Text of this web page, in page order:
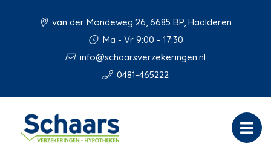
van der Mondeweg 26, 6685 BP, Haalderen
Ma - Vr 9:00 - 17:30
info@schaarsverzekeringen.nl
0481-465222